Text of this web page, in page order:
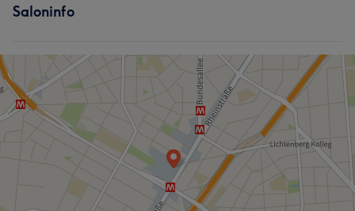
Was unsere Kunden über Thi sagen
Professionell Freundlich Sympathisch 9
9
Saloninfo